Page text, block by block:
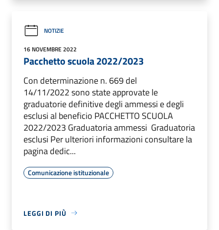
NOTIZIE
16 NOVEMBRE 2022
Pacchetto scuola 2022/2023
Con determinazione n. 669 del
14/11/2022 sono state approvate le
graduatorie definitive degli ammessi e degli
esclusi al beneficio PACCHETTO SCUOLA
2022/2023 Graduatoria ammessi Graduatoria
esclusi Per ulteriori informazioni consultare la
pagina dedic...
Comunicazione istituzionale
LEGGI DI PIÙ